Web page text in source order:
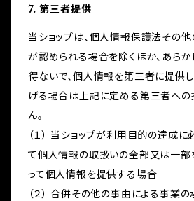
7. 第三者提供
当ショップは、個人情報保護法その
が認められる場合を除くほか、あら
得ないで、個人情報を第三者に提供し
げる場合は上記に定める第三者への
ん。
（１） 当ショップが利用目的の達成
て個人情報の取扱いの全部又は一部
って個人情報を提供する場合
（２） 合併その他の事由による事業